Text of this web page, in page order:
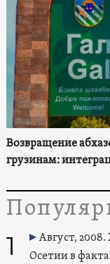
Возвращение
грузинам:
1
Август,
Осетии в